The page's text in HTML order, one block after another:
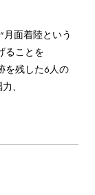
面着陸と​いう​
る​ことを​
を​残した​6人の​
、​